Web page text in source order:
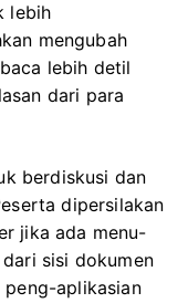
lebih
mengubah
lebih detil
dari para
berdiskusi dan
dipersilakan
jika ada menu-
sisi dokumen
peng-aplikasian